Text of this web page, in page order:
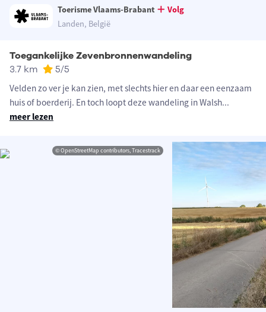
Toerisme Vlaams-Brabant
Volg
Landen, België
Toegankelijke Zevenbronnenwandeling
3.7 km 5/5
Velden zo ver je kan zien, met slechts hier en daar een eenzaam
huis of boerderij. En toch loopt deze wandeling in Walsh...
meer lezen
© OpenStreetMap contributors, Tracestrack